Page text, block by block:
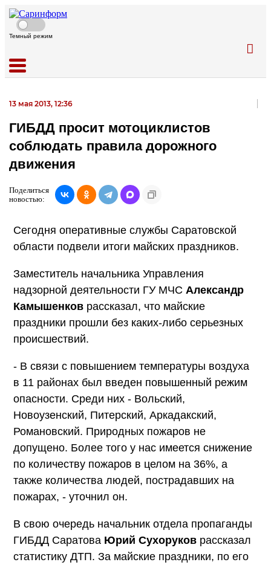
Темный режим
13 мая 2013, 12:36
ГИБДД просит мотоциклистов
соблюдать правила дорожного
движения
Поделиться
новостью:
Сегодня оперативные службы Саратовской
области подвели итоги майских праздников.
Заместитель начальника Управления
надзорной деятельности ГУ МЧС Александр
Камышенков рассказал, что майские
праздники прошли без каких-либо серьезных
происшествий.
- В связи с повышением температуры воздуха
в 11 районах был введен повышенный режим
опасности. Среди них - Вольский,
Новоузенский, Питерский, Аркадакский,
Романовский. Природных пожаров не
допущено. Более того у нас имеется снижение
по количеству пожаров в целом на 36%, а
также количества людей, пострадавших на
пожарах, - уточнил он.
В свою очередь начальник отдела пропаганды
ГИБДД Саратова Юрий Сухоруков рассказал
статистику ДТП. За майские праздники, по его